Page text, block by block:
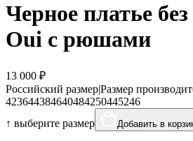
Черное платье
Oui с рюшами
13 000 ₽
Российский размер|Размер
423644384640484250445246
↑ выберите размер
Добавить в